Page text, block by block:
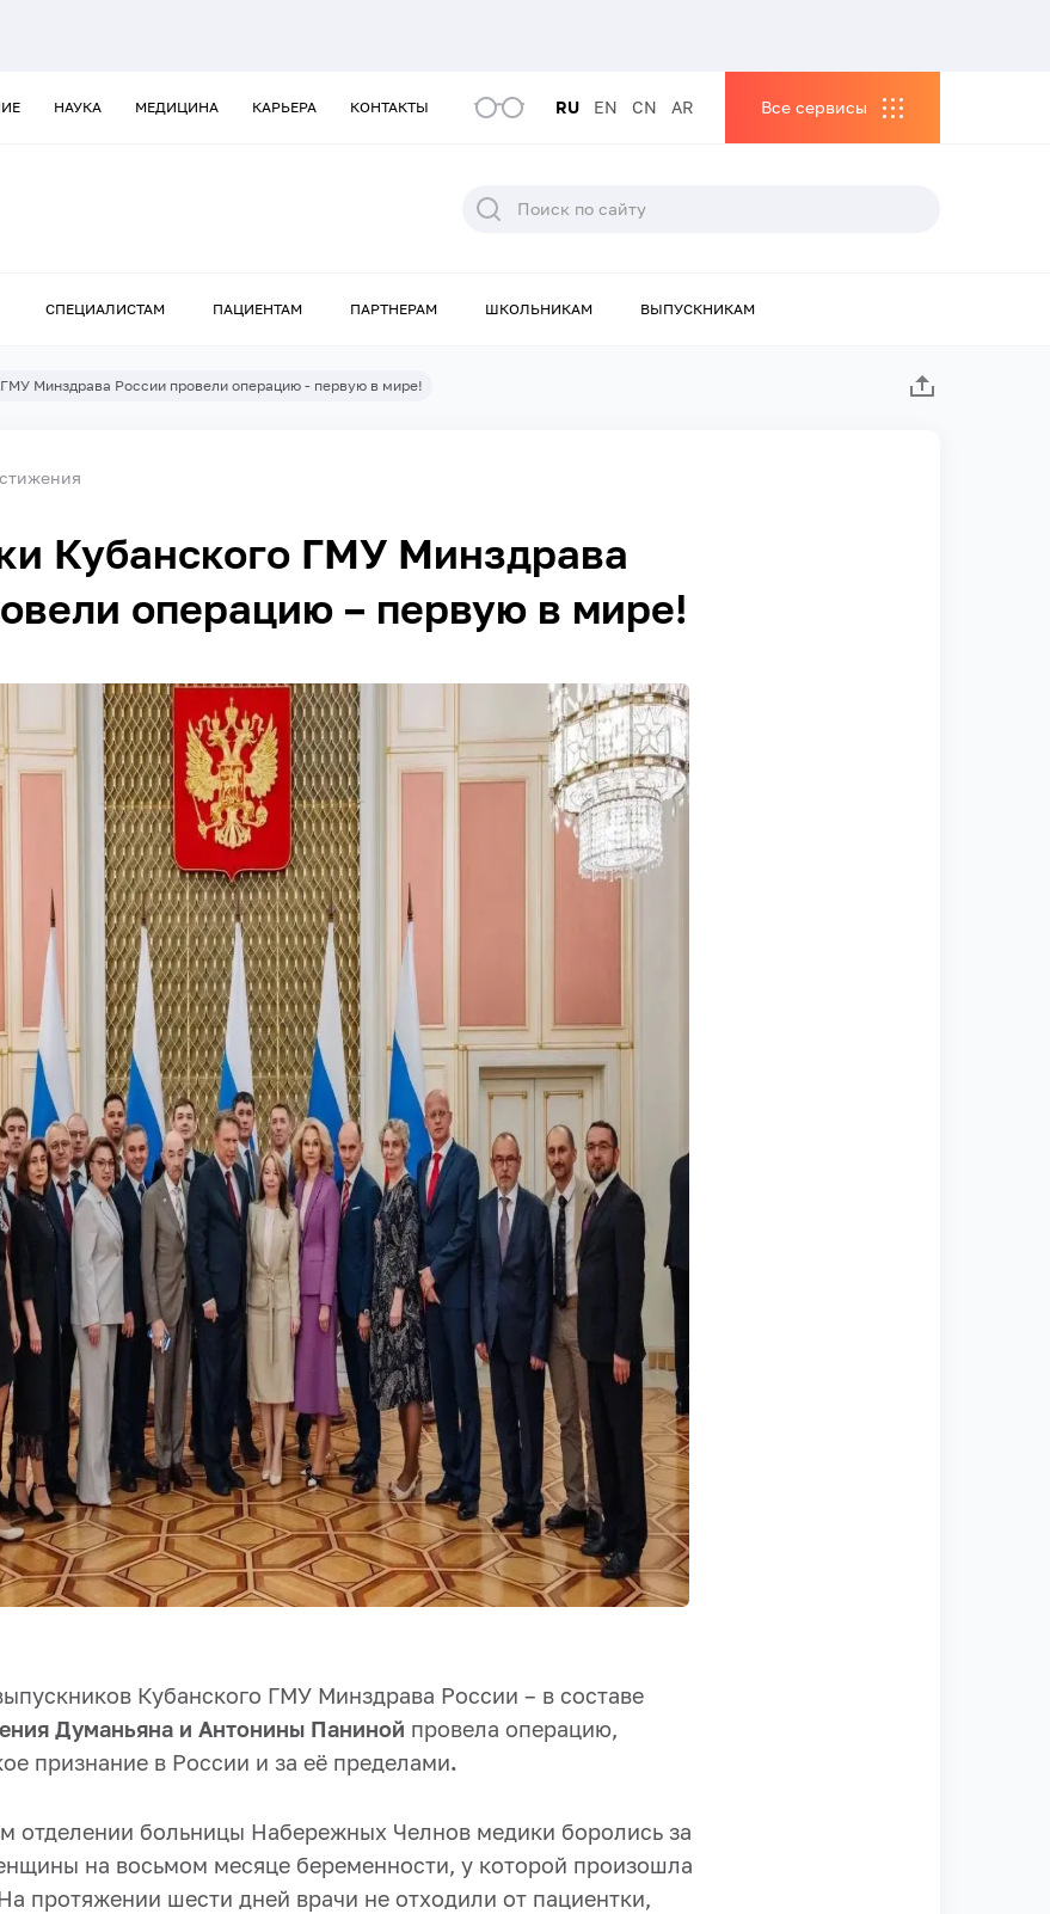
НАУКА МЕДИЦИНА КАРЬЕРА КОНТАКТЫ RU EN CN AR Все сервисы
СПЕЦИАЛИСТАМ ПАЦИЕНТАМ ПАРТНЕРАМ ШКОЛЬНИКАМ ВЫПУСКНИКАМ
Минздрава России провели операцию - первую в мире!
Кубанского ГМУ Минздрава
операцию – первую в мире!
Кубанского ГМУ Минздрава России – в составе
Думаньяна и Антонины Паниной провела операцию,
признание в России и за её пределами.
отделении больницы Набережных Челнов медики боролись за
на восьмом месяце беременности, у которой произошла
протяжении шести дней врачи не отходили от пациентки,